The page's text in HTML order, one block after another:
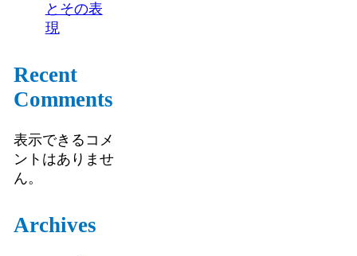
とその表
現
Recent
Comments
表示できるコメ
ントはありませ
ん。
Archives